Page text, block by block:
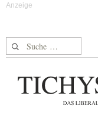
Suche nach: